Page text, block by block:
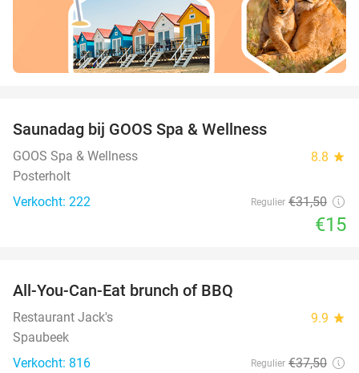
Saunadag bij GOOS Spa & Wellness
GOOS Spa & Wellness 8.8 star
Posterholt
Verkocht: 222
Regulier €31,50
€15
All-You-Can-Eat brunch of BBQ
Restaurant Jack's 9.9 star
Spaubeek
Verkocht: 816
Regulier €37,50